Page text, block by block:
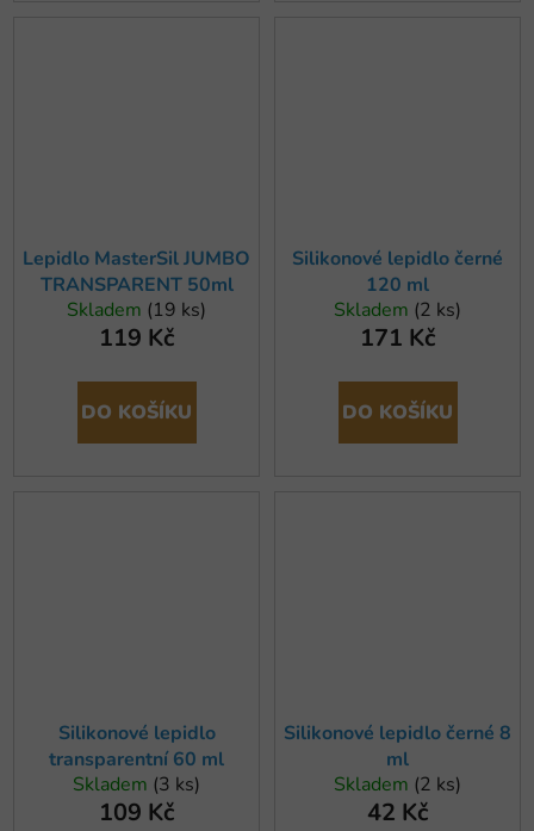
Lepidlo MasterSil JUMBO
TRANSPARENT 50ml
Skladem (19 ks)
119 Kč
DO KOŠÍKU
Silikonové lepidlo černé
120 ml
Skladem (2 ks)
171 Kč
DO KOŠÍKU
Silikonové lepidlo
transparentní 60 ml
Skladem (3 ks)
109 Kč
Silikonové lepidlo černé 8
ml
Skladem (2 ks)
42 Kč